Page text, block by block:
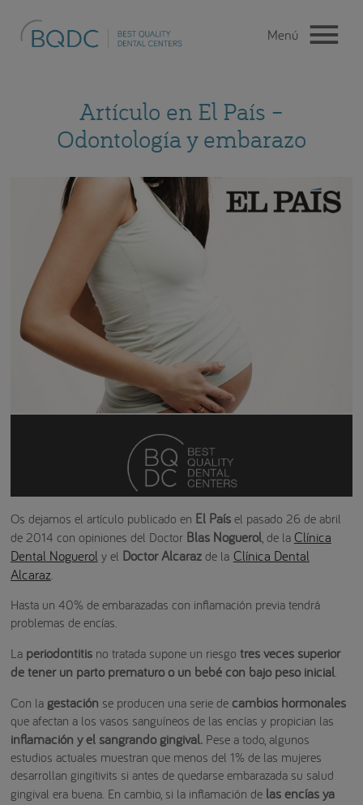
Artículo en El País –
Odontología y embarazo
Os dejamos el artículo publicado en El Paísel pasado 26 de abril
de 2014 con opiniones del Doctor Blas Noguerol, de la Clínica
Dental Noguerol y el Doctor Alcarazde la Clínica Dental
Alcaraz
Hasta un 40% de embarazadas con inflamación previa tendrá
problemas de encías.
La periodontitisno tratada supone un riesgo tres veces superior
de tener un parto prematuro o un bebé con bajo peso inicial.
Con la gestación se producen una serie de cambios hormonales
que afectan a los vasos sanguíneos de las encías y propician las
inflamación y el sangrando gingival.Pese a todo, algunos
estudios actuales muestran que menos del 1% de las mujeres
desarrollan gingitivits si antes de quedarse embarazada su salud
gingival era buena. En cambio, si la inflamación delas encías ya